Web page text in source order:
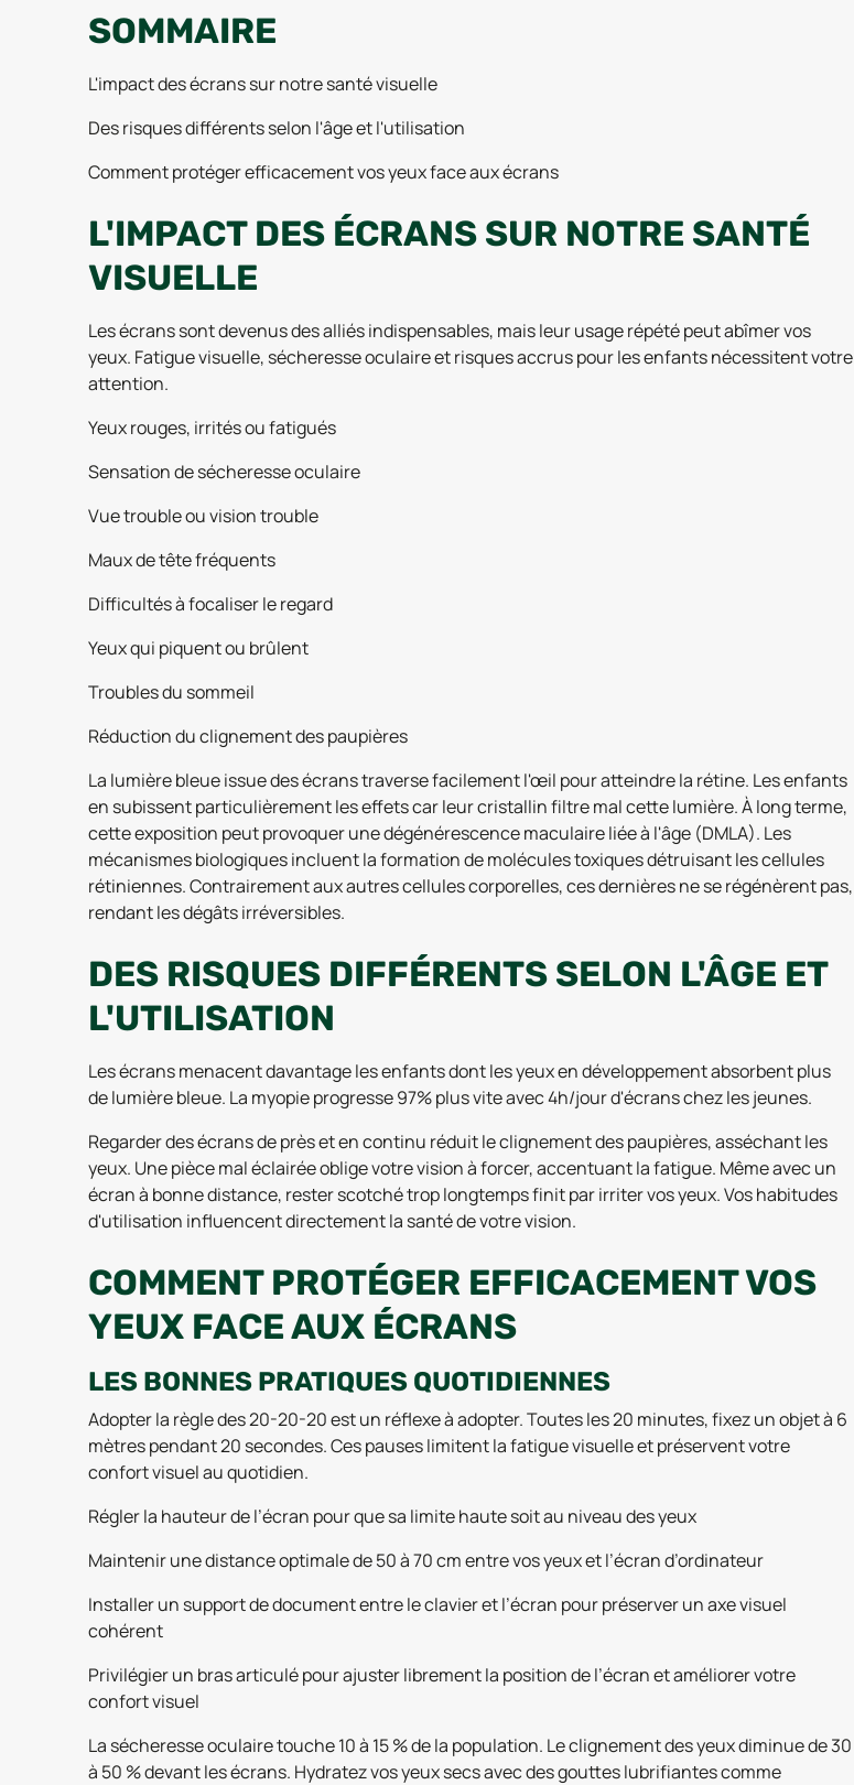
SOMMAIRE
L'impact des écrans sur notre santé visuelle
Des risques différents selon l'âge et l'utilisation
Comment protéger efficacement vos yeux face aux écrans
L'IMPACT DES ÉCRANS SUR NOTRE SANTÉ
VISUELLE
Les écrans sont devenus des alliés indispensables, mais leur usage répété peut abîmer vos
yeux. Fatigue visuelle, sécheresse oculaire et risques accrus pour les enfants nécessitent votre
attention.
Yeux rouges, irrités ou fatigués
Sensation de sécheresse oculaire
Vue trouble ou vision trouble
Maux de tête fréquents
Difficultés à focaliser le regard
Yeux qui piquent ou brûlent
Troubles du sommeil
Réduction du clignement des paupières
La lumière bleue issue des écrans traverse facilement l'œil pour atteindre la rétine. Les enfants
en subissent particulièrement les effets car leur cristallin filtre mal cette lumière. À long terme,
cette exposition peut provoquer une dégénérescence maculaire liée à l'âge (DMLA). Les
mécanismes biologiques incluent la formation de molécules toxiques détruisant les cellules
rétiniennes. Contrairement aux autres cellules corporelles, ces dernières ne se régénèrent pas,
rendant les dégâts irréversibles.
DES RISQUES DIFFÉRENTS SELON L'ÂGE ET
L'UTILISATION
Les écrans menacent davantage les enfants dont les yeux en développement absorbent plus
de lumière bleue. La myopie progresse 97% plus vite avec 4h/jour d'écrans chez les jeunes.
Regarder des écrans de près et en continu réduit le clignement des paupières, asséchant les
yeux. Une pièce mal éclairée oblige votre vision à forcer, accentuant la fatigue. Même avec un
écran à bonne distance, rester scotché trop longtemps finit par irriter vos yeux. Vos habitudes
d'utilisation influencent directement la santé de votre vision.
COMMENT PROTÉGER EFFICACEMENT VOS
YEUX FACE AUX ÉCRANS
LES BONNES PRATIQUES QUOTIDIENNES
Adopter la règle des 20-20-20 est un réflexe à adopter. Toutes les 20 minutes, fixez un objet à 6
mètres pendant 20 secondes. Ces pauses limitent la fatigue visuelle et préservent votre
confort visuel au quotidien.
Régler la hauteur de l’écran pour que sa limite haute soit au niveau des yeux
Maintenir une distance optimale de 50 à 70 cm entre vos yeux et l’écran d’ordinateur
Installer un support de document entre le clavier et l’écran pour préserver un axe visuel
cohérent
Privilégier un bras articulé pour ajuster librement la position de l’écran et améliorer votre
confort visuel
La sécheresse oculaire touche 10 à 15 % de la population. Le clignement des yeux diminue de 30
à 50 % devant les écrans. Hydratez vos yeux secs avec des gouttes lubrifiantes comme